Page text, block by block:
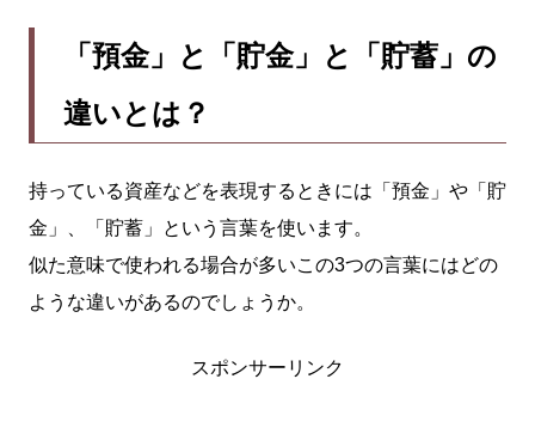
「預金」と「貯金」と「貯蓄」の
違いとは？
持っている資産などを表現するときには「預金」や「貯
金」、「貯蓄」という言葉を使います。
似た意味で使われる場合が多いこの3つの言葉にはどの
ような違いがあるのでしょうか。
スポンサーリンク